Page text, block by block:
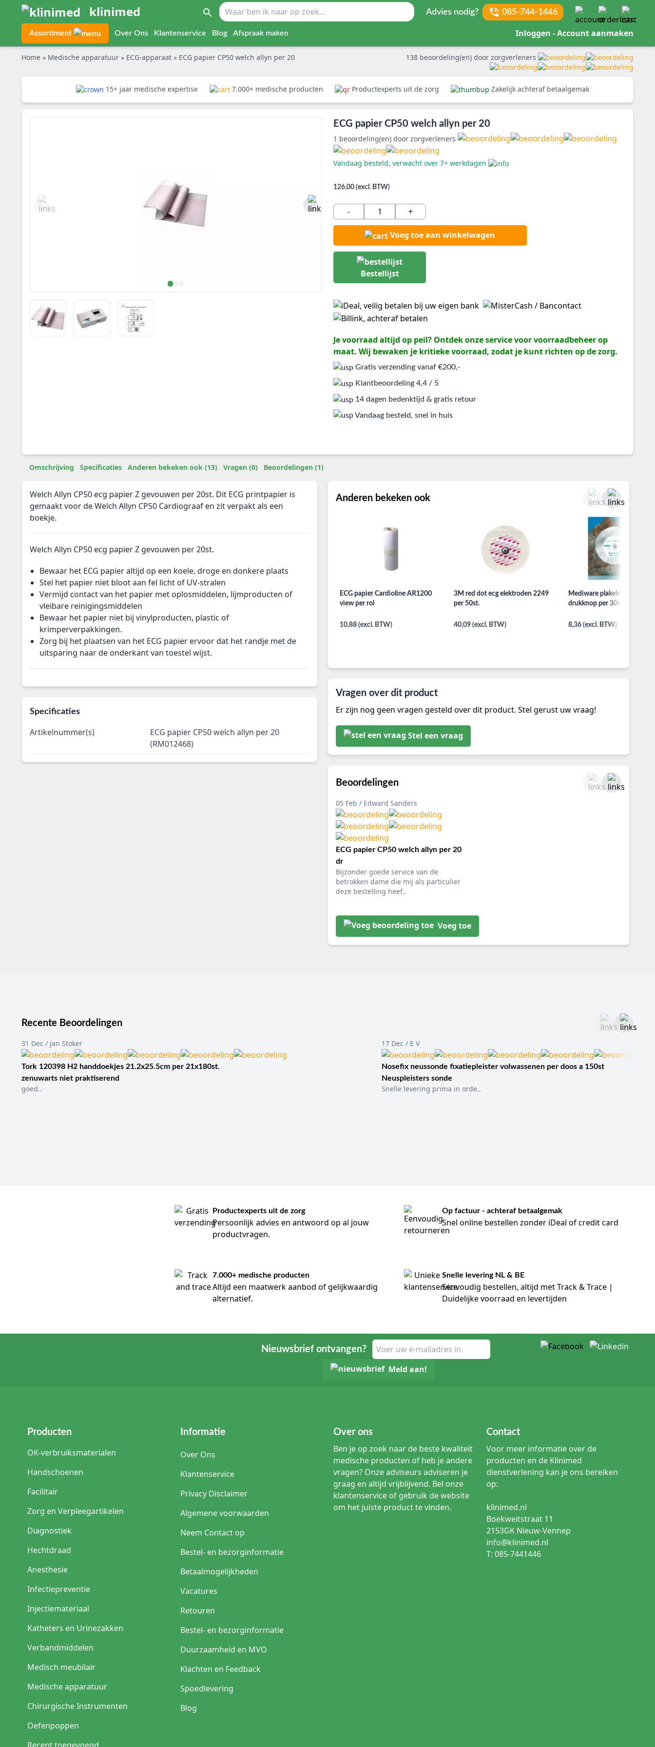
klinimed Advies nodig? 085-744-1446
Assortiment Over Ons Klantenservice Blog Afspraak maken Inloggen - Account aanmaken
Home » Medische apparatuur » ECG-apparaat » ECG papier CP50 welch allyn per 20 138 beoordeling(en) door zorgverleners
15+ jaar medische expertise 7.000+ medische producten Productexperts uit de zorg Zakelijk achteraf betaalgemak
ECG papier CP50 welch allyn per 20
1 beoordeling(en) door zorgverleners
Vandaag besteld, verwacht over 7+ werkdagen
126,00 (excl. BTW)
- +
Voeg toe aan winkelwagen
Bestellijst
Je voorraad altijd op peil? Ontdek onze service voor voorraadbeheer op
maat. Wij bewaken je kritieke voorraad, zodat je kunt richten op de zorg.
Gratis verzending vanaf €200,-
Klantbeoordeling 4,4 / 5
14 dagen bedenktijd & gratis retour
Vandaag besteld, snel in huis
Omschrijving Specificaties Anderen bekeken ook (13) Vragen (0) Beoordelingen (1)
Welch Allyn CP50 ecg papier Z gevouwen per 20st. Dit ECG printpapier is
gemaakt voor de Welch Allyn CP50 Cardiograaf en zit verpakt als een
boekje.
Welch Allyn CP50 ecg papier Z gevouwen per 20st.
Bewaar het ECG papier altijd op een koele, droge en donkere plaats
Stel het papier niet bloot aan fel licht of UV-stralen
Vermijd contact van het papier met oplosmiddelen, lijmproducten of
vleibare reinigingsmiddelen
Bewaar het papier niet bij vinylproducten, plastic of
krimperverpakkingen.
Zorg bij het plaatsen van het ECG papier ervoor dat het randje met de
uitsparing naar de onderkant van toestel wijst.
Specificaties
Artikelnummer(s)
ECG papier CP50 welch allyn per 20
(RM012468)
Anderen bekeken ook
ECG papier Cardioline AR1200
view per rol
10,88 (excl. BTW)
3M red dot ecg elektroden 2249
per 50st.
40,09 (excl. BTW)
Mediware plakelektroden
drukknop per 30st.
8,36 (excl. BTW)
Vragen over dit product
Er zijn nog geen vragen gesteld over dit product. Stel gerust uw vraag!
Stel een vraag
Beoordelingen
05 Feb / Edward Sanders
ECG papier CP50 welch allyn per 20
dr
Bijzonder goede service van de
betrokken dame die mij als particulier
deze bestelling heef..
Voeg toe
Recente Beoordelingen
31 Dec / Jan Stoker
Tork 120398 H2 handdoekjes 21.2x25.5cm per 21x180st.
zenuwarts niet praktiserend
goed..
17 Dec / E V
Nosefix neussonde fixatiepleister volwassenen per doos a 150st
Neuspleisters sonde
Snelle levering prima in orde..
Productexperts uit de zorg
Persoonlijk advies en antwoord op al jouw
productvragen.
Op factuur - achteraf betaalgemak
Snel online bestellen zonder iDeal of credit card
7.000+ medische producten
Altijd een maatwerk aanbod of gelijkwaardig
alternatief.
Snelle levering NL & BE
Eenvoudig bestellen, altijd met Track & Trace |
Duidelijke voorraad en levertijden
Nieuwsbrief ontvangen?
Meld aan!
Producten
OK-verbruiksmaterialen
Handschoenen
Facilitair
Zorg en Verpleegartikelen
Diagnostiek
Hechtdraad
Anesthesie
Infectiepreventie
Injectiemateriaal
Katheters en Urinezakken
Verbandmiddelen
Medisch meubilair
Medische apparatuur
Chirurgische Instrumenten
Oefenpoppen
Informatie
Over Ons
Klantenservice
Privacy Disclaimer
Algemene voorwaarden
Neem Contact op
Bestel- en bezorginformatie
Betaalmogelijkheden
Vacatures
Retouren
Bestel- en bezorginformatie
Duurzaamheid en MVO
Klachten en Feedback
Spoedlevering
Blog
Over ons
Ben je op zoek naar de beste kwaliteit
medische producten of heb je andere
vragen? Onze adviseurs adviseren je
graag en altijd vrijblijvend. Bel onze
klantenservice of gebruik de website
om het juiste product te vinden.
Contact
Voor meer informatie over de
producten en de Klinimed
dienstverlening kan je ons bereiken
op:
klinimed.nl
Boekweitstraat 11
2153GK Nieuw-Vennep
info@klinimed.nl
T: 085-7441446